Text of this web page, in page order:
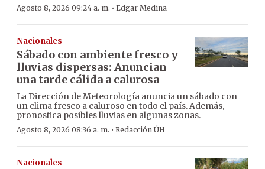
Agosto 8, 2026 09:24 a. m. · Edgar Medina
Nacionales
Sábado con ambiente fresco y
lluvias dispersas: Anuncian
una tarde cálida a calurosa
La Dirección de Meteorología anuncia un sábado con
un clima fresco a caluroso en todo el país. Además,
pronostica posibles lluvias en algunas zonas.
Agosto 8, 2026 08:36 a. m. · Redacción ÚH
Nacionales